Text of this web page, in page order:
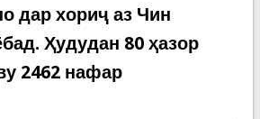
дар хориҷ аз Чин
Ҳудудан 80 ҳазор
2462 нафар